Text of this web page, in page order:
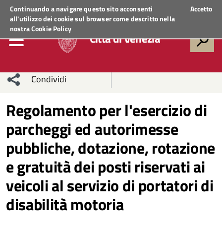
Continuando a navigare questo sito acconsenti
all'utilizzo dei cookie sul browser come descritto nella
nostraCookie Policy
Accetto
Regione VenetoACCEDI AI SERVIZI
Città di Venezia
Condividi
sui social
network
Condividi
Condividi
su
Facebook
Condividi
su
Twitter
Condividi
su
Facebook
Condividi
su
Regolamento per l'esercizio di
parcheggi ed autorimesse
pubbliche, dotazione, rotazione
e gratuità dei posti riservati ai
veicoli al servizio di portatori di
disabilità motoria